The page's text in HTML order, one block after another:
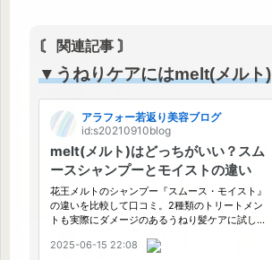
〘 関連記事 〙
▼うねりケアにはmelt(メルト)